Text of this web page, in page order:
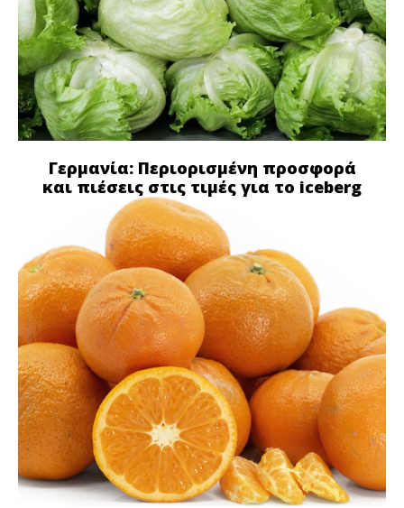
Γερμανία: Περιορισμένη προσφορά
και πιέσεις στις τιμές για το iceberg